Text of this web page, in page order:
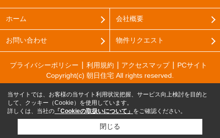
ホーム 会社概要
お問い合わせ 物件リクエスト
プライバシーポリシー 利用規約 アクセスマップ
PCサイト
Copyright(c) 朝日住宅 All rights reserved.
当サイトでは、お客様の当サイト利用状況把握、サービス向上検討を目的と
して、クッキー（Cookie）を使用しています。
詳しくは、当社の 「Cookieの取扱いについて」 をご確認ください。
閉じる